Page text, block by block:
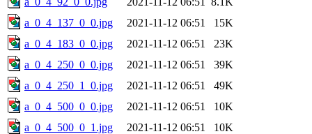
a_0_4_137_0_0.jpg
2021-11-12 06:51
15K
a_0_4_183_0_0.jpg
2021-11-12 06:51
23K
a_0_4_250_0_0.jpg
2021-11-12 06:51
39K
a_0_4_250_1_0.jpg
2021-11-12 06:51
49K
a_0_4_500_0_0.jpg
2021-11-12 06:51
10K
a_0_4_500_0_1.jpg
2021-11-12 06:51
10K